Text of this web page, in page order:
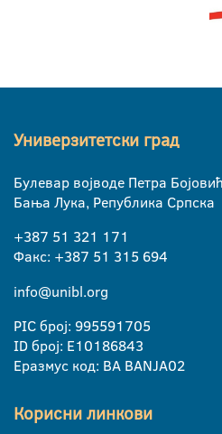
Универзитетски град
Булевар војводе Петра
Бања Лука, Република Српска
+387 51 321 171
Факс: +387 51 315 694
info@unibl.org
PIC број: 995591705
ID број: E10186843
Еразмус код: BA BANJA02
Корисни линкови